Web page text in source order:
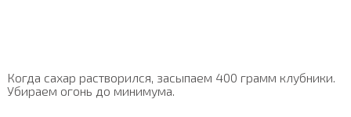
Когда сахар растворился, засыпаем 400 грамм клубники.
Убираем огонь до минимума.